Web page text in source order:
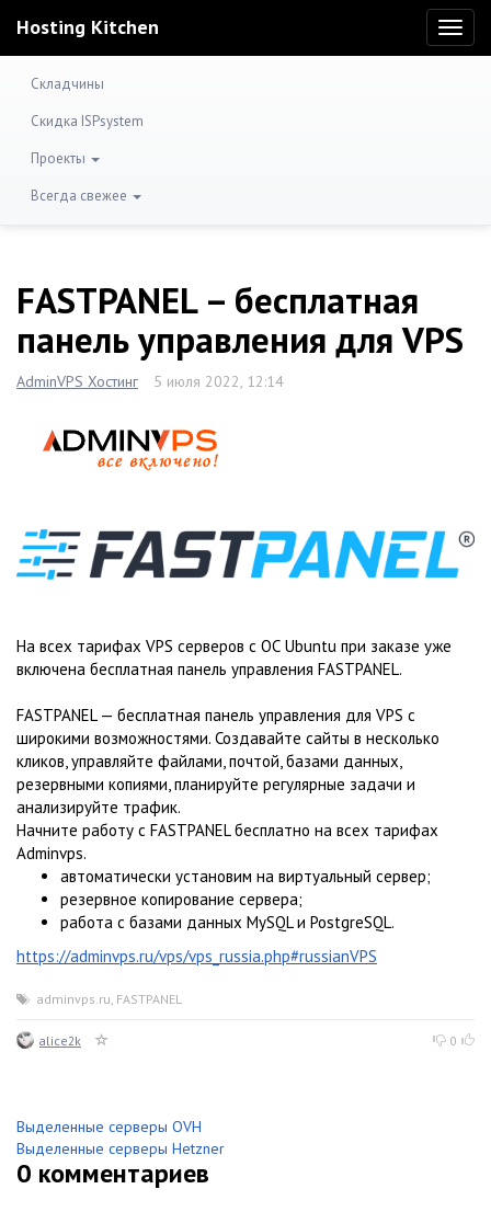
Hosting Kitchen
Складчины
Скидка ISPsystem
Проекты
Всегда свежее
FASTPANEL – бесплатная
панель управления для VPS
AdminVPS Хостинг 5 июля 2022, 12:14
На всех тарифах VPS серверов с ОС Ubuntu при заказе уже
включена бесплатная панель управления FASTPANEL.
FASTPANEL — бесплатная панель управления для VPS с
широкими возможностями. Создавайте сайты в несколько
кликов, управляйте файлами, почтой, базами данных,
резервными копиями, планируйте регулярные задачи и
анализируйте трафик.
Начните работу с FASTPANEL бесплатно на всех тарифах
Adminvps.
автоматически установим на виртуальный сервер;
резервное копирование сервера;
работа с базами данных MySQL и PostgreSQL.
https://adminvps.ru/vps/vps_russia.php#russianVPS
adminvps.ru, FASTPANEL
alice2k 0
Выделенные серверы OVH
Выделенные серверы Hetzner
0 комментариев